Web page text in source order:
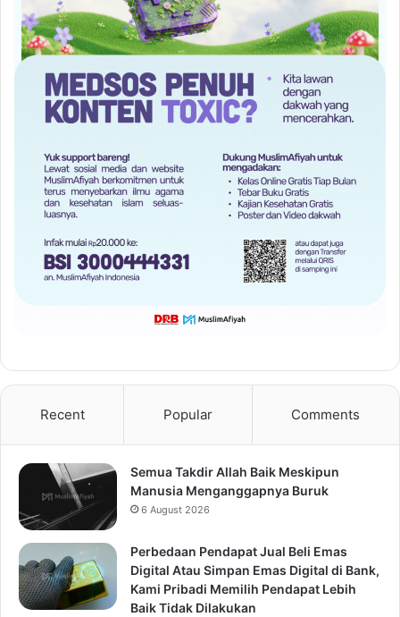
Recent Popular Comments
Semua Takdir Allah Baik Meskipun
Manusia Menganggapnya Buruk
6 August 2026
Perbedaan Pendapat Jual Beli Emas
Digital Atau Simpan Emas Digital di Bank,
Kami Pribadi Memilih Pendapat Lebih
Baik Tidak Dilakukan